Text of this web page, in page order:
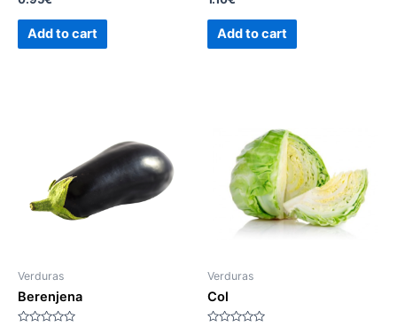
0
out
Add to cart
out
Add to cart
Verduras
Berenjena
Verduras
Col